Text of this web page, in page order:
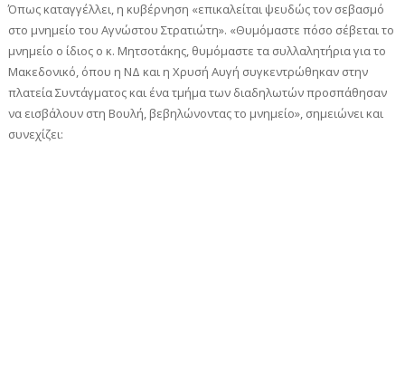
Όπως καταγγέλλει, η κυβέρνηση «επικαλείται ψευδώς τον σεβασμό
στο μνημείο του Αγνώστου Στρατιώτη». «Θυμόμαστε πόσο σέβεται το
μνημείο ο ίδιος ο κ. Μητσοτάκης, θυμόμαστε τα συλλαλητήρια για το
Μακεδονικό, όπου η ΝΔ και η Χρυσή Αυγή συγκεντρώθηκαν στην
πλατεία Συντάγματος και ένα τμήμα των διαδηλωτών προσπάθησαν
να εισβάλουν στη Βουλή, βεβηλώνοντας το μνημείο», σημειώνει και
συνεχίζει: